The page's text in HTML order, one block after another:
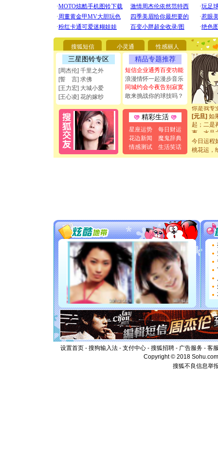
搜狐短信 小灵通 性感丽人
三星图铃专区
[周杰伦] 千里之外
[誓 言] 求佛
[王力宏] 大城小爱
[王心凌] 花的嫁纱
精品专题推荐
短信企业通秀百变功能
浪漫情怀一起漫步音乐
同城约会今夜告别寂寞
敢来挑战你的球技吗？
精彩生活
星座运势
每日财运
花边新闻
魔鬼辞典
情感测试
生活笑话
[圣诞节]
你太多
要平安！
[圣诞节]
能正大光
都要快乐
[圣诞节]
如意,快
[元旦]看
断电。爱
你是我专
[元旦]如
起；二是
离。水晶
泣，这痛
卖了。水
要平安！
[圣诞节]
能正大
都要快乐
[圣诞节]
如意,快
[元旦]
看
断电。
你是我
[元旦] 如
起；二是
离。水晶
[元旦]当
泣，这痛
卖了。水
[春节] 风
颜！冬去
道一声平
今日运程
桃花运，
设置首页 - 搜狗输入法 - 支付中心 - 搜狐招聘 - 广告服务 - 客
Copyright © 2018
搜狐不良信息举